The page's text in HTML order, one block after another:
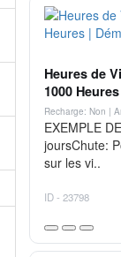
Heures de
1000
Recharge: Non |
EXEMPLE
joursChute:
sur les vi..
ID - 23798